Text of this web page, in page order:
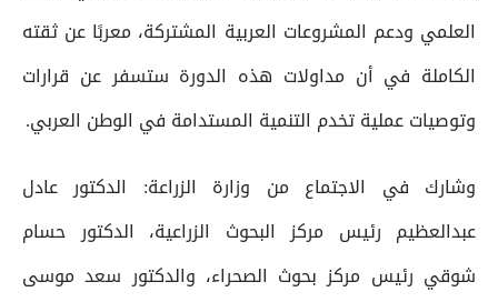
العلمي ودعم المشروعات العربية المشتركة، معربًا عن ثقته
الكاملة في أن مداولات هذه الدورة ستسفر عن قرارات
وتوصيات عملية تخدم التنمية المستدامة في الوطن العربي.
وشارك في الاجتماع من وزارة الزراعة: الدكتور عادل
عبدالعظيم رئيس مركز البحوث الزراعية، الدكتور حسام
شوقي رئيس مركز بحوث الصحراء، والدكتور سعد موسى